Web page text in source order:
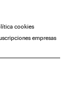
cookies
empresas